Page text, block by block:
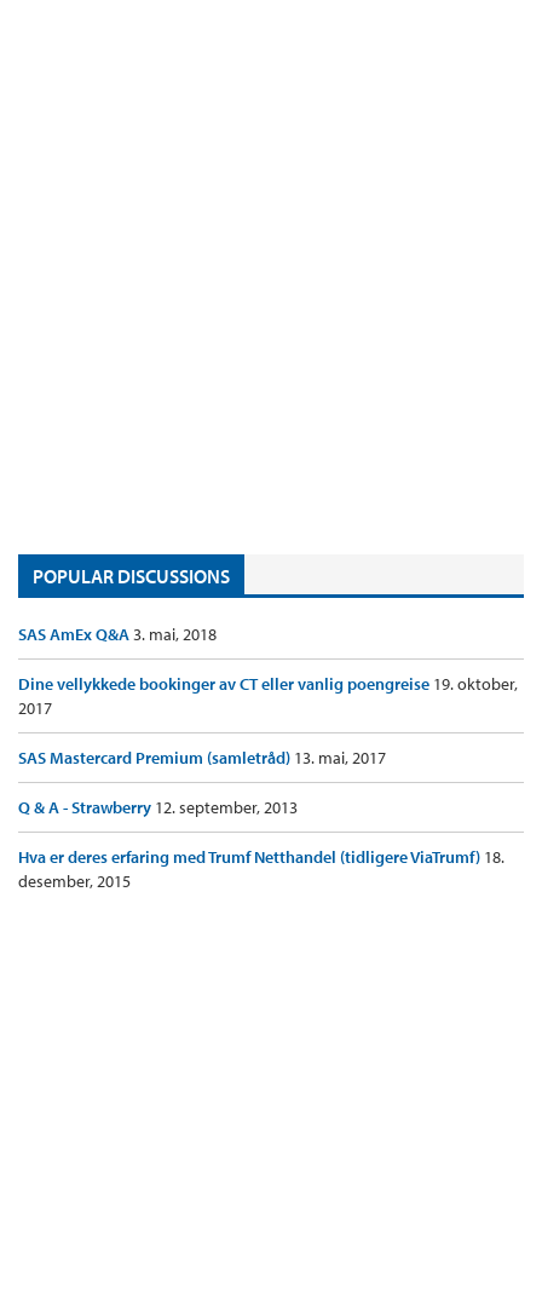
POPULAR DISCUSSIONS
SAS AmEx Q&A3. mai, 2018
Dine vellykkede bookinger av CT eller vanlig poengreise 19. oktober,
2017
SAS Mastercard Premium (samletråd) 13. mai, 2017
Q & A - Strawberry 12. september, 2013
Hva er deres erfaring med Trumf Netthandel (tidligere ViaTrumf) 18.
desember, 2015